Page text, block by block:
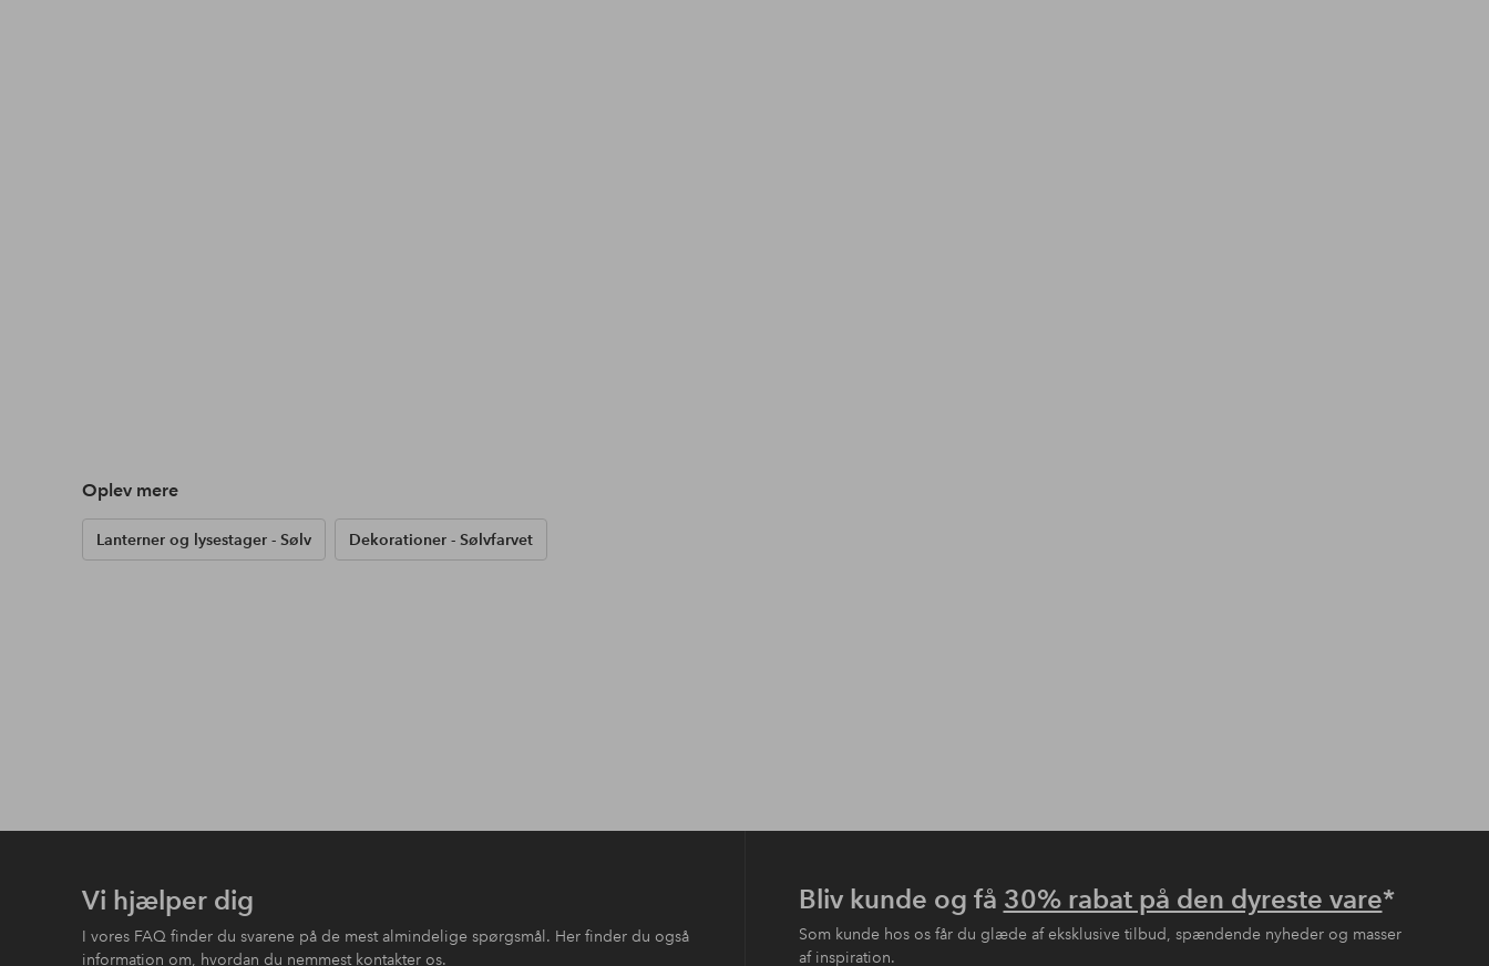
Oplev mere
Lanterner og lysestager - Sølv Dekorationer - Sølvfarvet
Vi hjælper dig
I vores FAQ finder du svarene på de mest almindelige spørgsmål. Her finder du også
information om, hvordan du nemmest kontakter os.
Bliv kunde og få 30% rabat på den dyreste vare*
Som kunde hos os får du glæde af eksklusive tilbud, spændende nyheder og masser
af inspiration.